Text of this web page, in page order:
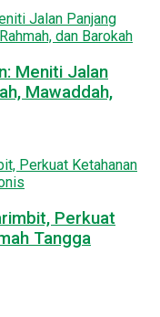
Meniti Jalan
Mawaddah,
Perkuat
Tangga